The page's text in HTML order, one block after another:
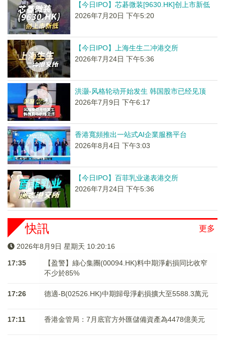
【今日IPO】芯碁微装[9630.HK]创上市新低
2026年7月20日 下午5:20
【今日IPO】上海生生二冲港交所
2026年7月24日 下午5:36
洪灏-风格轮动开始发生 韩国股市已经见顶
2026年7月9日 下午6:17
香港寬頻推出一站式AI企業服務平台
2026年8月4日 下午3:03
【今日IPO】百菲乳业递表港交所
2026年7月24日 下午5:36
更多
快訊
2026年8月9日 星期天 10:20:16
17:35
【盈警】綠心集團(00094.HK)料中期淨虧損同比收窄
不少於85%
17:26 德適-B(02526.HK)中期歸母淨虧損擴大至5588.3萬元
17:11 香港金管局：7月底官方外匯儲備資產為4478億美元